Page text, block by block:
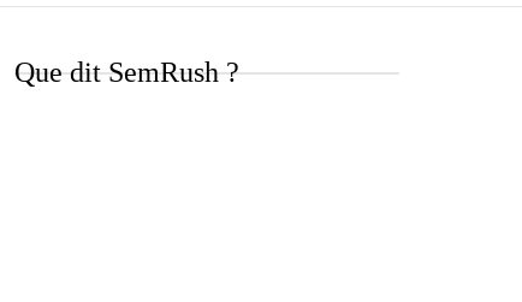
Que dit SemRush ?